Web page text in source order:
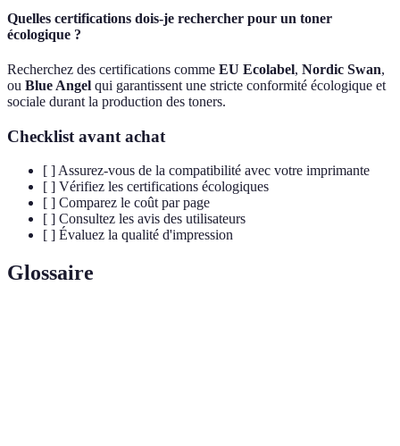
Quelles certifications dois-je rechercher pour un toner
écologique ?
Recherchez des certifications comme EU Ecolabel, Nordic Swan,
ou Blue Angel qui garantissent une stricte conformité écologique et
sociale durant la production des toners.
Checklist avant achat
[ ] Assurez-vous de la compatibilité avec votre imprimante
[ ] Vérifiez les certifications écologiques
[ ] Comparez le coût par page
[ ] Consultez les avis des utilisateurs
[ ] Évaluez la qualité d'impression
Glossaire